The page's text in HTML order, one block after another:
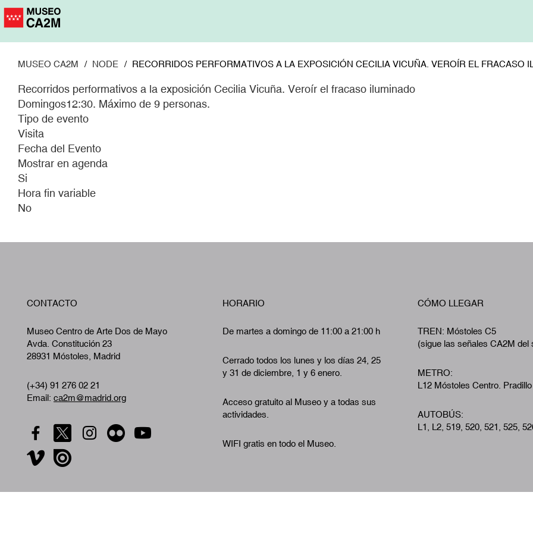
Pasar
MUSEO CA2M NODE RECORRIDOS PERFORMATIVOS A LA EXPOSICIÓN CECILIA VICUÑA. VEROÍR EL FRACASO
Recorridos performativos a la exposición Cecilia Vicuña. Veroír el fracaso iluminado
Domingos12:30. Máximo de 9 personas.
Tipo de evento
Visita
Fecha del Evento
Mostrar en agenda
Si
Hora fin variable
No
CONTACTO
Museo Centro de Arte Dos de Mayo
Avda. Constitución 23
28931 Móstoles, Madrid
(+34) 91 276 02 21
Email: ca2m@madrid.org
HORARIO
De martes a domingo de 11:00 a 21:00 h
Cerrado todos los lunes y los días 24, 25
y 31 de diciembre, 1 y 6 enero.
Acceso gratuito al Museo y a todas sus
actividades.
WIFI gratis en todo el Museo.
CÓMO LLEGAR
TREN: Móstoles C5
(sigue las señales CA2M del
METRO:
L12 Móstoles Centro. Pradillo
AUTOBÚS:
L1, L2, 519, 520, 521, 525,